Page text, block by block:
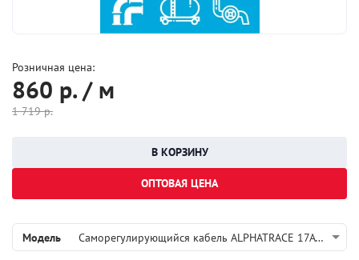
Модель Саморегулирующийся кабель ALPHATRACE 17ATL2-CF
Розничная цена:
860 р. / м
1 719р.
ОПТОВАЯ ЦЕНА